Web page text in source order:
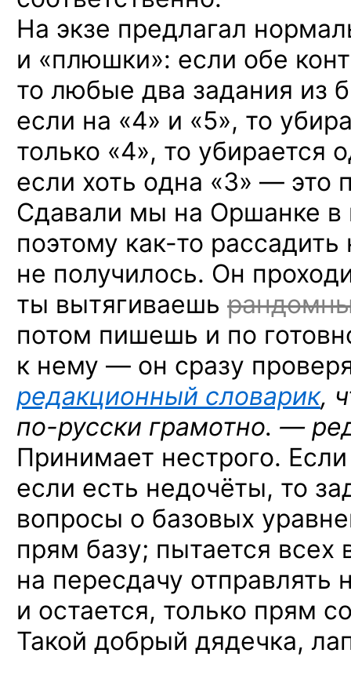
На экзе предлагал
и «плюшки»: если обе
то любые два задания из
если на «4» и «5», то
только «4», то убирается
если хоть одна «3» — это
Сдавали мы на Оршанке в
поэтому как-то рассадить
не получилось. Он
ты вытягиваешь
потом пишешь и по
к нему — он сразу
редакционный словарик,
по-русски грамотно. —
Принимает нестрого.
если есть недочёты, то
вопросы о базовых
прям базу; пытается всех
на пересдачу отправлять
и остается, только прям
Такой добрый дядечка,